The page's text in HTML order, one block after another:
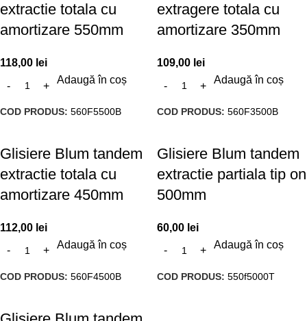
extractie totala cu
amortizare 550mm
118,00 lei
Adaugă în coș
COD PRODUS: 560F5500B
extragere totala cu
amortizare 350mm
109,00 lei
Adaugă în coș
COD PRODUS: 560F3500B
Glisiere Blum tandem
extractie totala cu
amortizare 450mm
112,00 lei
Adaugă în coș
COD PRODUS: 560F4500B
Glisiere Blum tandem
extractie partiala tip on
500mm
60,00 lei
Adaugă în coș
COD PRODUS: 550f5000T